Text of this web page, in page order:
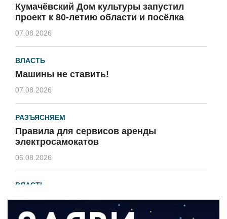
Кумачёвский Дом культуры запустил
проект к 80-летию области и посёлка
07.08.2026
ВЛАСТЬ
Машины не ставить!
07.08.2026
РАЗЪЯСНЯЕМ
Правила для сервисов аренды
электросамокатов
06.08.2026
ВЛАСТЬ
В 2026 году установят 16 станций
водоподготовки в посёлках области